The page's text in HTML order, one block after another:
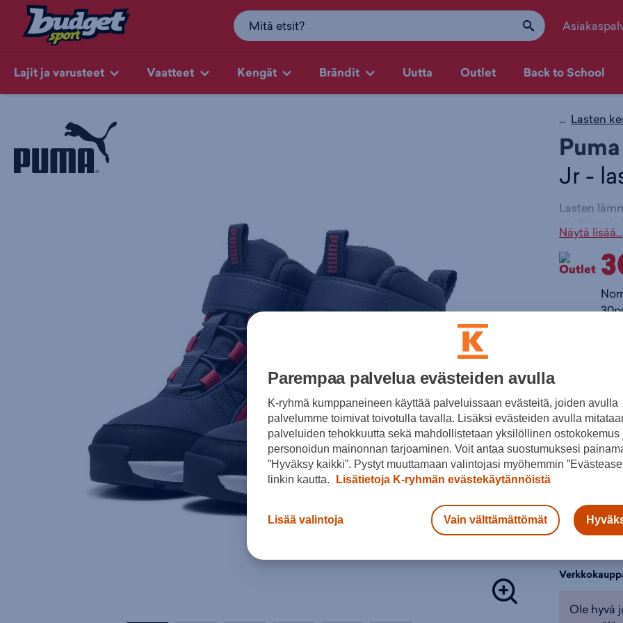
Lajit ja varusteet Vaatteet Kengät Brändit Uutta Outlet Back to School
... Lasten
Puma
Jr -
Lasten
takaavat
askelta
Vapaa-ajan
Väri: Harmaa
Näytä lisää...
Harmaa
Valitse
Tarkista
Ole hyvä
Parempaa palvelua evästeiden avulla
K-ryhmä kumppaneineen käyttää palveluissaan evästeitä, joiden avulla
palvelumme toimivat toivotulla tavalla. Lisäksi evästeiden avulla
palveluiden tehokkuutta sekä mahdollistetaan yksilöllinen ostokokemus
personoidun mainonnan tarjoaminen. Voit antaa suostumuksesi
”Hyväksy kaikki”. Pystyt muuttamaan valintojasi myöhemmin
linkin kautta.
Lisätietoja K-ryhmän evästekäytännöistä
Lisää valintoja Vain välttämättömät